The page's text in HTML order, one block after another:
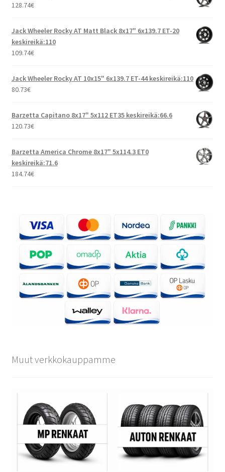
128.74€
Jack Wheeler Rocky AT Matt Black 8x17" 6x139.7 ET-20
keskireikä:110
109.74€
Jack Wheeler Rocky AT 10x15" 6x139.7 ET-44 keskireikä:110
80.73€
Barzetta Capitano 8x17" 5x112 ET35 keskireikä:66.6
120.73€
Barzetta America Chrome 8x17" 5x114.3 ET0
keskireikä:71.6
184.74€
Muut verkkokauppamme